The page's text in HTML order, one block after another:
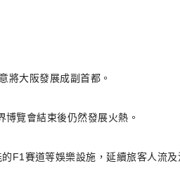
將大阪發展成副首都。
覽會結束後仍然發展火熱。
F1賽道等娛樂設施，延續旅客人流及